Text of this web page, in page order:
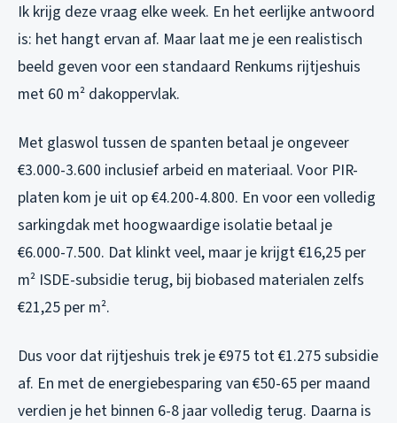
Ik krijg deze vraag elke week. En het eerlijke antwoord
is: het hangt ervan af. Maar laat me je een realistisch
beeld geven voor een standaard Renkums rijtjeshuis
met 60 m² dakoppervlak.
Met glaswol tussen de spanten betaal je ongeveer
€3.000-3.600 inclusief arbeid en materiaal. Voor PIR-
platen kom je uit op €4.200-4.800. En voor een volledig
sarkingdak met hoogwaardige isolatie betaal je
€6.000-7.500. Dat klinkt veel, maar je krijgt €16,25 per
m² ISDE-subsidie terug, bij biobased materialen zelfs
€21,25 per m².
Dus voor dat rijtjeshuis trek je €975 tot €1.275 subsidie
af. En met de energiebesparing van €50-65 per maand
verdien je het binnen 6-8 jaar volledig terug. Daarna is